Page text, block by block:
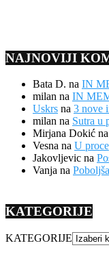
NAJNOVIJI
Bata D. na IN
milan na IN
Uskrs na 3 nove
milan na Sutra u
Mirjana Dokić na
Vesna na U
Jakovljevic na
Vanja na
KATEGORIJE
KATEGORIJE